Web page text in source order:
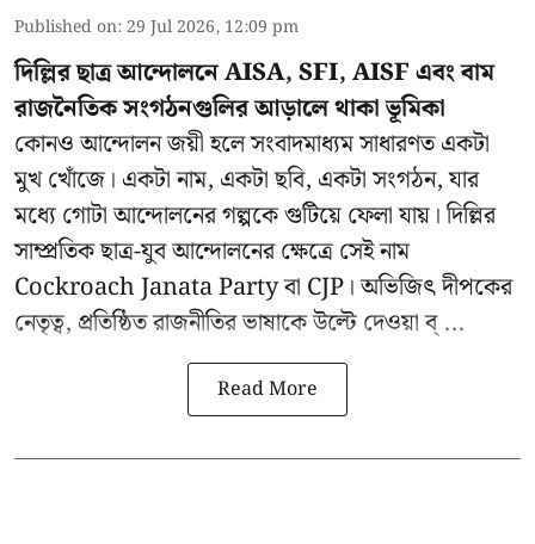
Published on: 29 Jul 2026, 12:09 pm
দিল্লির ছাত্র আন্দোলনে AISA, SFI, AISF এবং বাম
রাজনৈতিক সংগঠনগুলির আড়ালে থাকা ভূমিকা
কোনও আন্দোলন জয়ী হলে সংবাদমাধ্যম সাধারণত একটা
মুখ খোঁজে। একটা নাম, একটা ছবি, একটা সংগঠন, যার
মধ্যে গোটা আন্দোলনের গল্পকে গুটিয়ে ফেলা যায়। দিল্লির
সাম্প্রতিক ছাত্র-যুব আন্দোলনের ক্ষেত্রে সেই নাম
Cockroach Janata Party বা CJP। অভিজিৎ দীপকের
নেতৃত্ব, প্রতিষ্ঠিত রাজনীতির ভাষাকে উল্টে দেওয়া ব্ ...
Read More